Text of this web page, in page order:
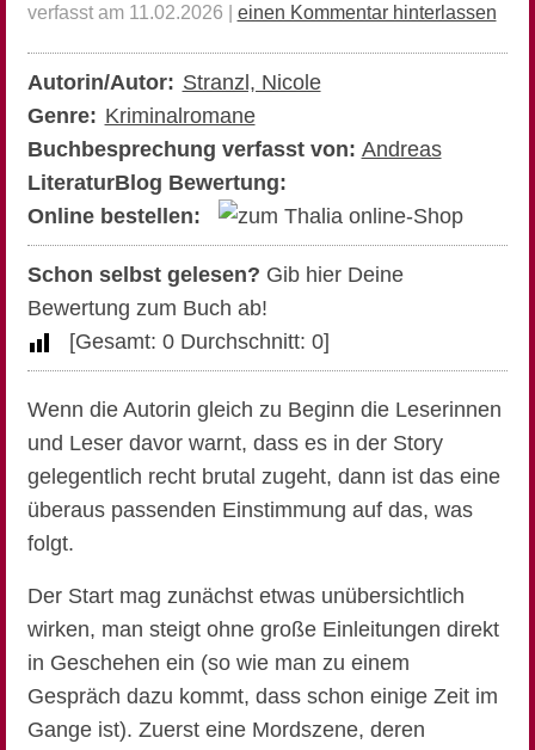
verfasst am 11.02.2026 | einen Kommentar hinterlassen
Autorin/Autor: Stranzl, Nicole
Genre: Kriminalromane
Buchbesprechung verfasst von: Andreas
LiteraturBlog Bewertung:
Online bestellen:
Schon selbst gelesen? Gib hier Deine
Bewertung zum Buch ab!
[Gesamt: 0Durchschnitt: 0]
Wenn die Autorin gleich zu Beginn die Leserinnen
und Leser davor warnt, dass es in der Story
gelegentlich recht brutal zugeht, dann ist das eine
überaus passenden Einstimmung auf das, was
folgt.
Der Start mag zunächst etwas unübersichtlich
wirken, man steigt ohne große Einleitungen direkt
in Geschehen ein (so wie man zu einem
Gespräch dazu kommt, dass schon einige Zeit im
Gange ist). Zuerst eine Mordszene, deren